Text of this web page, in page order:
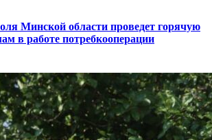
Минской области проведет горячую
в работе потребкооперации